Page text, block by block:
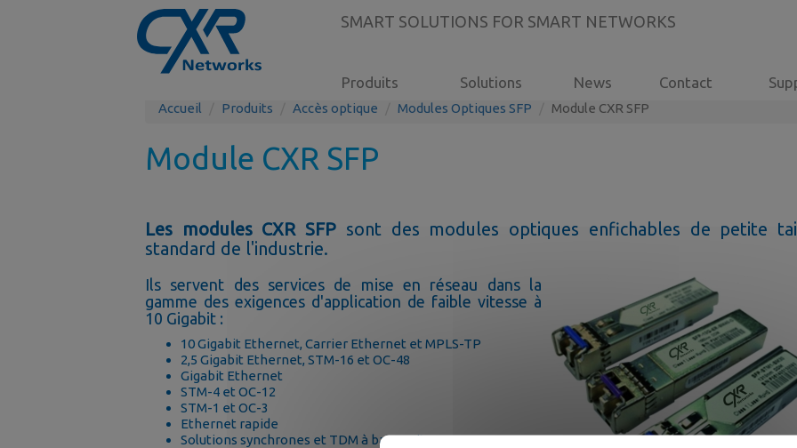
SMART SOLUTIONS FOR SMART NETWORKS
Produits Solutions News Contact
Accueil Produits Accès optique Modules Optiques SFP Module CXR SFP
Module CXR SFP
Les modules CXR SFP sont des modules optiques enfichables de petite
standard de l'industrie.
Ils servent des services de mise en réseau dans la
gamme des exigences d'application de faible vitesse à
10 Gigabit :
10 Gigabit Ethernet, Carrier Ethernet et MPLS-TP
2,5 Gigabit Ethernet, STM-16 et OC-48
Gigabit Ethernet
STM-4 et OC-12
STM-1 et OC-3
Ethernet rapide
Solutions synchrones et TDM à basse vitesse